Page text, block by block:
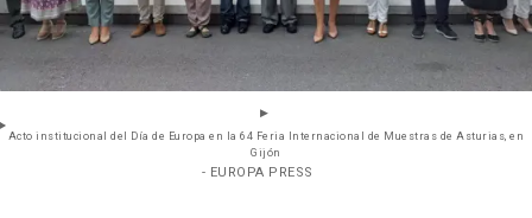
Acto institucional del Día de Europa en la 64 Feria Internacional de Muestras de Asturias, en
Gijón
- EUROPA PRESS